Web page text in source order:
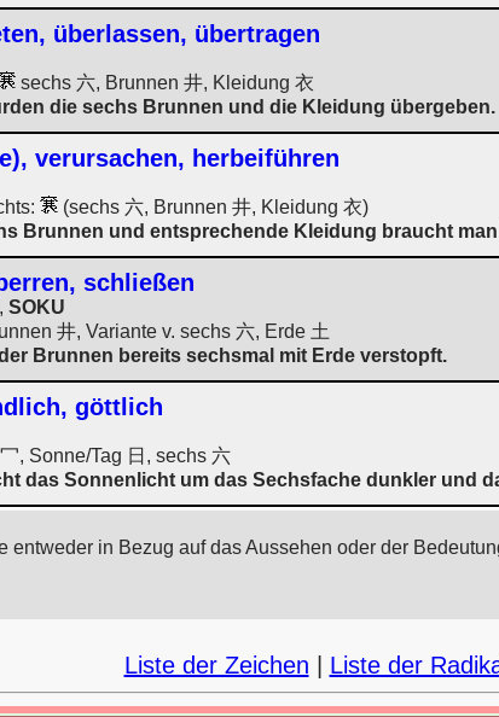
überlassen, übertragen
sechs 六, Brunnen 井, Kleidung 衣
die sechs Brunnen und die Kleidung übergeben.
verursachen, herbeiführen
(sechs 六, Brunnen 井, Kleidung 衣)
Brunnen und entsprechende Kleidung braucht
schließen
, SOKU
井, Variante v. sechs 六, Erde 土
Brunnen bereits sechsmal mit Erde verstopft.
göttlich
, Sonne/Tag 日, sechs 六
das Sonnenlicht um das Sechsfache dunkler und
entweder in Bezug auf das Aussehen oder der
Liste der Zeichen Liste der